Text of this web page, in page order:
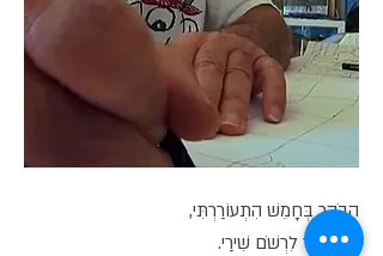
הַבֹּקֶר בְּחָמֵשׁ הִתְעוֹרַרְתִּי,
נִגָּשׁ יָשָׁר לִרְשֹׁם שִׁירַי.